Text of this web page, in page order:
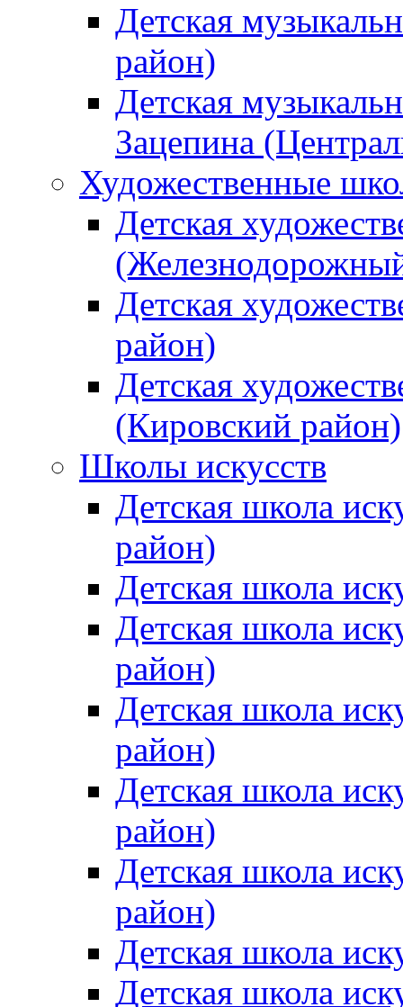
Детская
район)
Детская
Зацепина
Художественные
Детская
Детская
район)
Детская
(Кировский район)
Школы искусств
Детская школа
район)
Детская школа
Детская школа
район)
Детская школа
район)
Детская школа
район)
Детская школа
район)
Детская школа
Детская школа